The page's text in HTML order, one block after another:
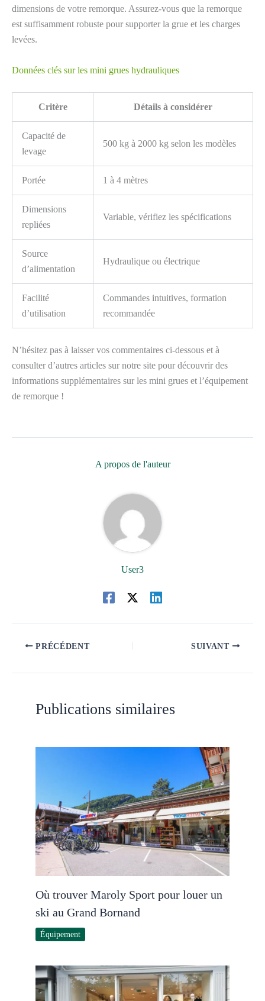
dimensions de votre remorque. Assurez-vous que la remorque
est suffisamment robuste pour supporter la grue et les charges
levées.
Données clés sur les mini grues hydrauliques
Critère Détails à considérer
Capacité de
levage
500 kg à 2000 kg selon les modèles
Portée 1 à 4 mètres
Dimensions
repliées
Variable, vérifiez les spécifications
Source
d’alimentation
Hydraulique ou électrique
Facilité
d’utilisation
Commandes intuitives, formation
recommandée
N’hésitez pas à laisser vos commentaires ci-dessous et à
consulter d’autres articles sur notre site pour découvrir des
informations supplémentaires sur les mini grues et l’équipement
de remorque !
A propos de l'auteur
User3
PRÉCÉDENT SUIVANT
Publications similaires
Où trouver Maroly Sport pour louer un
ski au Grand Bornand
Équipement